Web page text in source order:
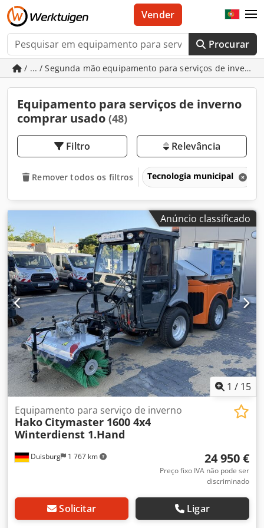
Procurar
Vender
/ ... / Segunda mão equipamento para serviços de inverno
Equipamento para serviços de inverno
comprar usado (48)
Filtro Relevância
Remover todos os filtros Tecnologia municipal
Anúncio classificado
1 / 15
Duisburg 1 767 km
Equipamento para serviço de inverno
Hako Citymaster 1600 4x4
Winterdienst 1.Hand
24 950 €
Preço fixo IVA não pode ser
discriminado
Solicitar Ligar